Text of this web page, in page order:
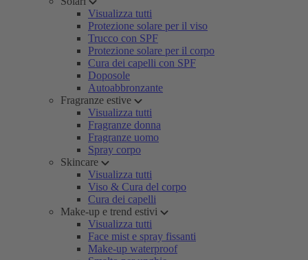
Visualizza tutti
Protezione solare per il viso
Trucco con SPF
Protezione solare per il corpo
Cura dei capelli con SPF
Doposole
Autoabbronzante
Fragranze estive
Visualizza tutti
Fragranze donna
Fragranze uomo
Spray corpo
Skincare
Visualizza tutti
Viso & Cura del corpo
Cura dei capelli
Make-up e trend estivi
Visualizza tutti
Face mist e spray fissanti
Make-up waterproof